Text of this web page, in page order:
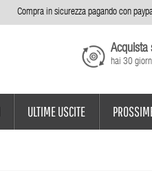
Compra in sicurezza pagando con
Acquista
hai 30
ULTIME USCITE